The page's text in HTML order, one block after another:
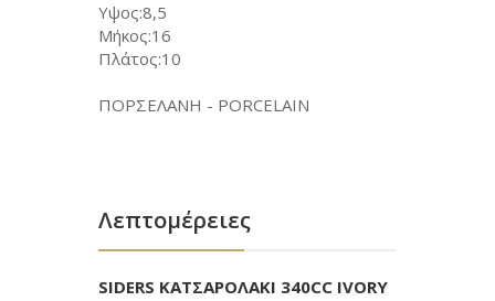
Υψος:8,5
Μήκος:16
Πλάτος:10
ΠΟΡΣΕΛΑΝΗ - PORCELAIN
Λεπτομέρειες
SIDERS ΚΑΤΣΑΡΟΛΑΚΙ 340CC IVORY